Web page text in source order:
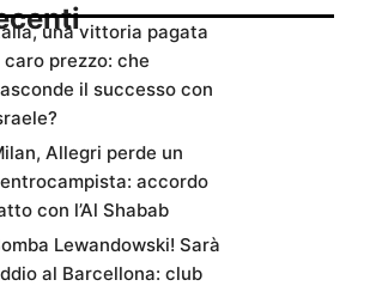
una vittoria pagata
caro prezzo: che
il successo con
Allegri perde un
accordo
con l’Al Shabab
Lewandowski! Sarà
al Barcellona: club